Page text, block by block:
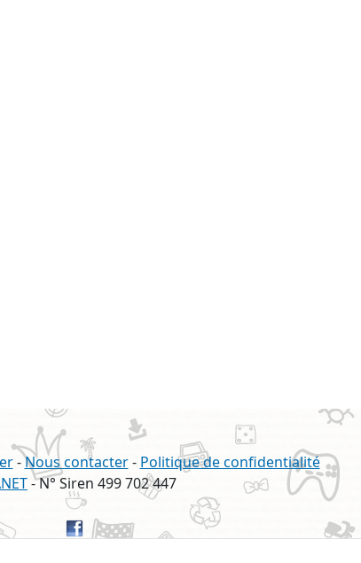
-Nous contacter- Politique de confidentialité
- N° Siren 499 702 447